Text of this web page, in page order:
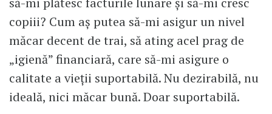
copiii? Cum aș putea să-mi asigur un nivel
măcar decent de trai, să ating acel prag de
„igienă” financiară, care să-mi asigure o
calitate a vieții suportabilă. Nu dezirabilă, nu
ideală, nici măcar bună. Doar suportabilă.